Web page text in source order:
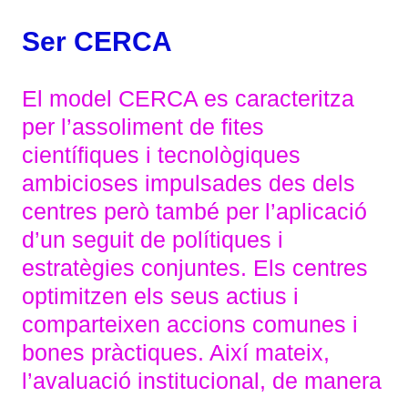
Ser CERCA
El model CERCA es caracteritza
per l’assoliment de fites
científiques i tecnològiques
ambicioses impulsades des dels
centres però també per l’aplicació
d’un seguit de polítiques i
estratègies conjuntes. Els centres
optimitzen els seus actius i
comparteixen accions comunes i
bones pràctiques. Així mateix,
l’avaluació institucional, de manera